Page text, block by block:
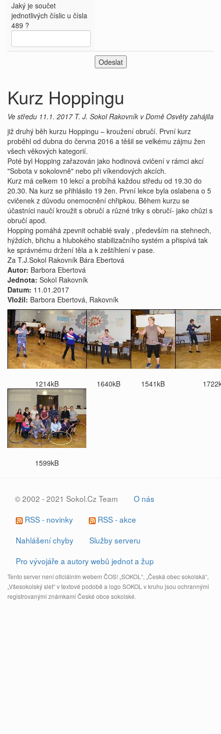
Jaký je součet
jednotlivých číslic u čísla
489 ?
Kurz Hoppingu
Ve středu 11.1. 2017 T. J. Sokol Rakovník v Domě Osvěty zahájila
již druhý běh kurzu Hoppingu – kroužení obručí. První kurz
proběhl od dubna do června 2016 a těšil se velkému zájmu žen
všech věkových kategorií.
Poté byl Hopping zařazován jako hodinová cvičení v rámci akcí
"Sobota v sokolovně" nebo při víkendových akcích.
Kurz má celkem 10 lekcí a probíhá každou středu od 19.30 do
20.30. Na kurz se přihlásilo 19 žen. První lekce byla oslabena o 5
cvičenek z důvodu onemocnění chřipkou. Během kurzu se
účastníci naučí kroužit s obručí a různé triky s obručí- jako chůzi s
obručí apod.
Hopping pomáhá zpevnit ochablé svaly , především na stehnech,
hýždích, břichu a hlubokého stabilizačního systém a přispívá tak
ke správnému držení těla a k zeštíhlení v pase.
Za T.J.Sokol Rakovník Bára Ebertová
Autor: Barbora Ebertová
Jednota: Sokol Rakovník
Datum: 11.01.2017
Vložil: Barbora Ebertová, Rakovník
1214kB 1640kB 1541kB
1599kB
© 2002 - 2021 Sokol.Cz Team
O nás
RSS - novinky
RSS - akce
Nahlášení chyby
Služby serveru
Pro vývojáře a autory webů jednot a žup
Tento server není oficiálním webem ČOS! „SOKOL“, „Česká obec sokolská“,
„Všesokolský slet“ v textové podobě a logo SOKOL v kruhu jsou ochrannými
registrovanými známkami České obce sokolské.